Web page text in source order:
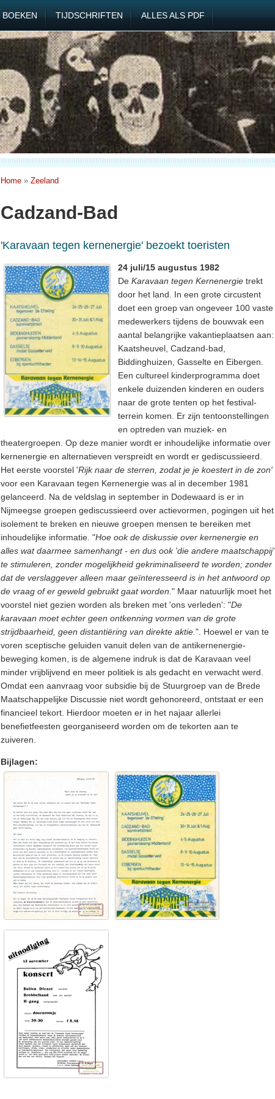
BOEKEN TIJDSCHRIFTEN ALLES ALS PDF
Home » Zeeland
Cadzand-Bad
'Karavaan tegen kernenergie' bezoekt toeristen
24 juli/15 augustus 1982
De Karavaan tegen Kernenergie trekt
door het land. In een grote circustent
doet een groep van ongeveer 100 vaste
medewerkers tijdens de bouwvak een
aantal belangrijke vakantieplaatsen aan:
Kaatsheuvel, Cadzand-bad,
Biddinghuizen, Gasselte en Eibergen.
Een cultureel kinderprogramma doet
enkele duizenden kinderen en ouders
naar de grote tenten op het festival-
terrein komen. Er zijn tentoonstellingen
en optreden van muziek- en
theatergroepen. Op deze manier wordt er inhoudelijke informatie over
kernenergie en alternatieven verspreidt en wordt er gediscussieerd.
Het eerste voorstel 'Rijk naar de sterren, zodat je je koestert in de zon'
voor een Karavaan tegen Kernenergie was al in december 1981
gelanceerd. Na de veldslag in september in Dodewaard is er in
Nijmeegse groepen gediscussieerd over actievormen, pogingen uit het
isolement te breken en nieuwe groepen mensen te bereiken met
inhoudelijke informatie. "Hoe ook de diskussie over kernenergie en
alles wat daarmee samenhangt - en dus ook 'die andere maatschappij'
te stimuleren, zonder mogelijkheid gekriminaliseerd te worden; zonder
dat de verslaggever alleen maar geïnteresseerd is in het antwoord op
de vraag of er geweld gebruikt gaat worden. " Maar natuurlijk moet het
voorstel niet gezien worden als breken met 'ons verleden': "De
karavaan moet echter geen ontkenning vormen van de grote
strijdbaarheid, geen distantiëring van direkte aktie. ". Hoewel er van te
voren sceptische geluiden vanuit delen van de antikernenergie-
beweging komen, is de algemene indruk is dat de Karavaan veel
minder vrijblijvend en meer politiek is als gedacht en verwacht werd.
Omdat een aanvraag voor subsidie bij de Stuurgroep van de Brede
Maatschappelijke Discussie niet wordt gehonoreerd, ontstaat er een
financieel tekort. Hierdoor moeten er in het najaar allerlei
benefietfeesten georganiseerd worden om de tekorten aan te
zuiveren.
Bijlagen: